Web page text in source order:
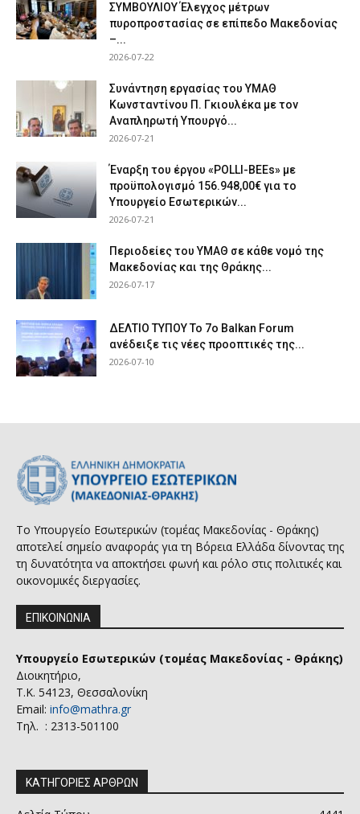
ΣΥΜΒΟΥΛΙΟΥ Έλεγχος μέτρων
πυροπροστασίας σε επίπεδο Μακεδονίας
–...
2026-07-22
Συνάντηση εργασίας του ΥΜΑΘ
Κωνσταντίνου Π. Γκιουλέκα με τον
Αναπληρωτή Υπουργό...
2026-07-21
Έναρξη του έργου «POLLI-BEEs» με
προϋπολογισμό 156.948,00€ για το
Υπουργείο Εσωτερικών...
2026-07-21
Περιοδείες του ΥΜΑΘ σε κάθε νομό της
Μακεδονίας και της Θράκης...
2026-07-17
ΔΕΛΤΙΟ ΤΥΠΟΥ Το 7ο Balkan Forum
ανέδειξε τις νέες προοπτικές της...
2026-07-10
Το Υπουργείο Εσωτερικών (τομέας Μακεδονίας - Θράκης)
αποτελεί σημείο αναφοράς για τη Βόρεια Ελλάδα δίνοντας της
τη δυνατότητα να αποκτήσει φωνή και ρόλο στις πολιτικές και
οικονομικές διεργασίες.
ΕΠΙΚΟΙΝΩΝΙΑ
Υπουργείο Εσωτερικών (τομέας Μακεδονίας - Θράκης)
Διοικητήριο,
Τ.Κ. 54123, Θεσσαλονίκη
Email: info@mathra.gr
Τηλ. : 2313-501100
ΚΑΤΗΓΟΡΙΕΣ ΑΡΘΡΩΝ